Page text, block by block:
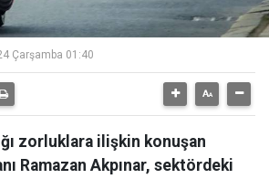
Çarşamba 01:40
zorluklara ilişkin konuşan
Ramazan Akpınar, sektördeki